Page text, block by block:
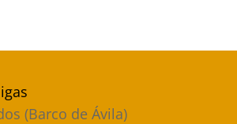
(Barco de Ávila)